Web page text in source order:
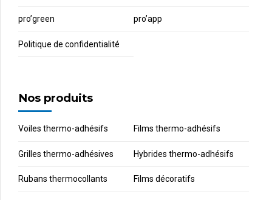
pro’green pro’app
Politique de confidentialité
Nos produits
Voiles thermo-adhésifs Films thermo-adhésifs
Grilles thermo-adhésives Hybrides thermo-adhésifs
Rubans thermocollants Films décoratifs